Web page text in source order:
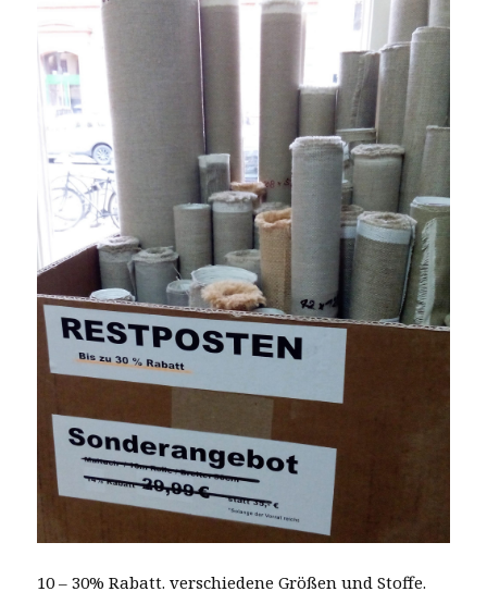
10 – 30% Rabatt. verschiedene Größen und Stoffe.